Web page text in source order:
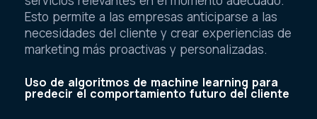
Esto permite a las empresas anticiparse a las
necesidades del cliente y crear experiencias de
marketing más proactivas y personalizadas.
Uso de algoritmos de machine learning para
predecir el comportamiento futuro del cliente